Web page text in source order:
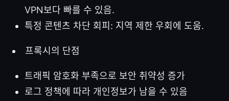
VPN보다 빠를 수 있음.
특정 콘텐츠 차단 회피: 지역 제한 우회에 도움.
프록시의 단점
트래픽 암호화 부족으로 보안 취약성 증가
로그 정책에 따라 개인정보가 남을 수 있음